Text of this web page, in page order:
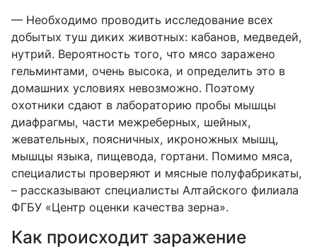
— Необходимо проводить исследование всех
добытых туш диких животных: кабанов, медведей,
нутрий. Вероятность того, что мясо заражено
гельминтами, очень высока, и определить это в
домашних условиях невозможно. Поэтому
охотники сдают в лабораторию пробы мышцы
диафрагмы, части межреберных, шейных,
жевательных, поясничных, икроножных мышц,
мышцы языка, пищевода, гортани. Помимо мяса,
специалисты проверяют и мясные полуфабрикаты,
– рассказывают специалисты Алтайского филиала
ФГБУ «Центр оценки качества зерна».
Как происходит заражение